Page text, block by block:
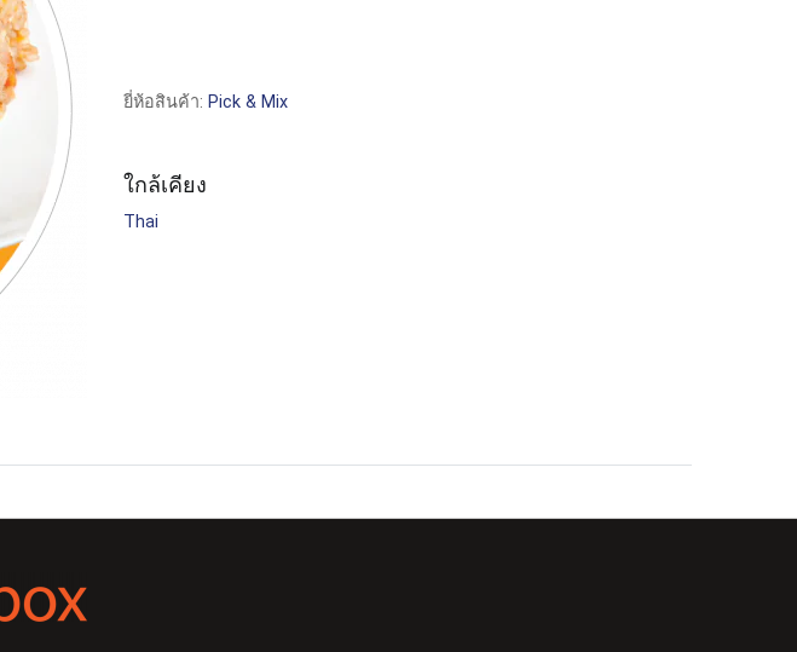
ยี่ห้อสินค้า: Pick & Mix
ใกล้เคียง
Thai